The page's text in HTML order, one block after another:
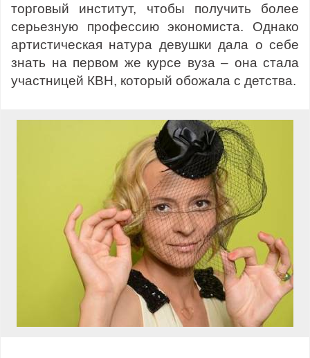
торговый институт, чтобы получить более
серьезную профессию экономиста. Однако
артистическая натура девушки дала о себе
знать на первом же курсе вуза – она стала
участницей КВН, который обожала с детства.